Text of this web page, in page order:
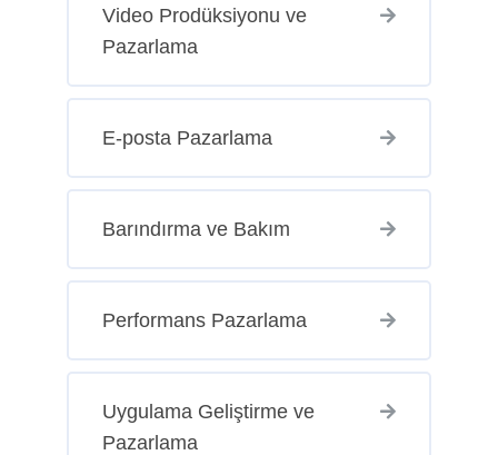
Video Prodüksiyonu ve
Pazarlama
E-posta Pazarlama
Barındırma ve Bakım
Performans Pazarlama
Uygulama Geliştirme ve
Pazarlama